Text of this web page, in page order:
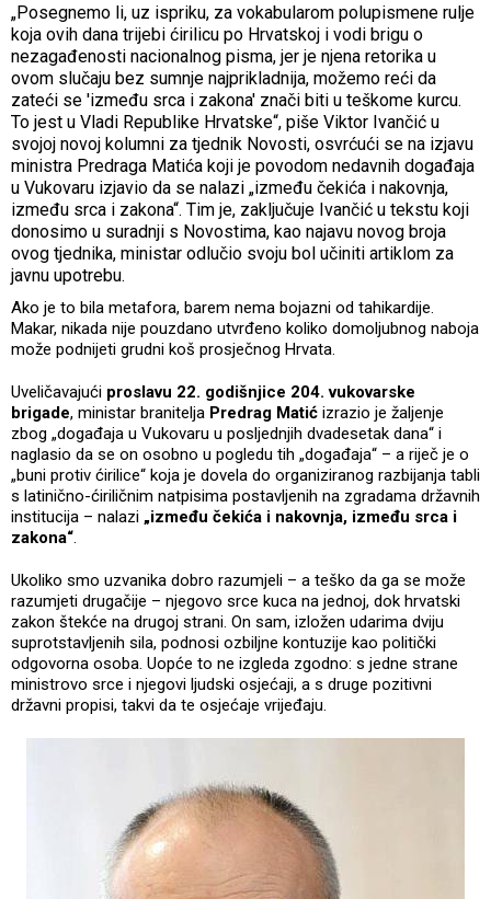
„Posegnemo li, uz ispriku, za vokabularom polupismene rulje
koja ovih dana trijebi ćirilicu po Hrvatskoj i vodi brigu o
nezagađenosti nacionalnog pisma, jer je njena retorika u
ovom slučaju bez sumnje najprikladnija, možemo reći da
zateći se 'između srca i zakona' znači biti u teškome kurcu.
To jest u Vladi Republike Hrvatske“, piše Viktor Ivančić u
svojoj novoj kolumni za tjednik Novosti, osvrćući se na izjavu
ministra Predraga Matića koji je povodom nedavnih događaja
u Vukovaru izjavio da se nalazi „između čekića i nakovnja,
između srca i zakona“. Tim je, zaključuje Ivančić u tekstu koji
donosimo u suradnji s Novostima, kao najavu novog broja
ovog tjednika, ministar odlučio svoju bol učiniti artiklom za
javnu upotrebu.
Ako je to bila metafora, barem nema bojazni od tahikardije.
Makar, nikada nije pouzdano utvrđeno koliko domoljubnog naboja
može podnijeti grudni koš prosječnog Hrvata.
Uveličavajući proslavu 22. godišnjice 204. vukovarske
brigade, ministar branitelja Predrag Matić izrazio je žaljenje
zbog „događaja u Vukovaru u posljednjih dvadesetak dana“ i
naglasio da se on osobno u pogledu tih „događaja“ – a riječ je o
„buni protiv ćirilice“ koja je dovela do organiziranog razbijanja tabli
s latinično-ćiriličnim natpisima postavljenih na zgradama državnih
institucija – nalazi „između čekića i nakovnja, između srca i
zakona“.
Ukoliko smo uzvanika dobro razumjeli – a teško da ga se može
razumjeti drugačije – njegovo srce kuca na jednoj, dok hrvatski
zakon štekće na drugoj strani. On sam, izložen udarima dviju
suprotstavljenih sila, podnosi ozbiljne kontuzije kao politički
odgovorna osoba. Uopće to ne izgleda zgodno: s jedne strane
ministrovo srce i njegovi ljudski osjećaji, a s druge pozitivni
državni propisi, takvi da te osjećaje vrijeđaju.